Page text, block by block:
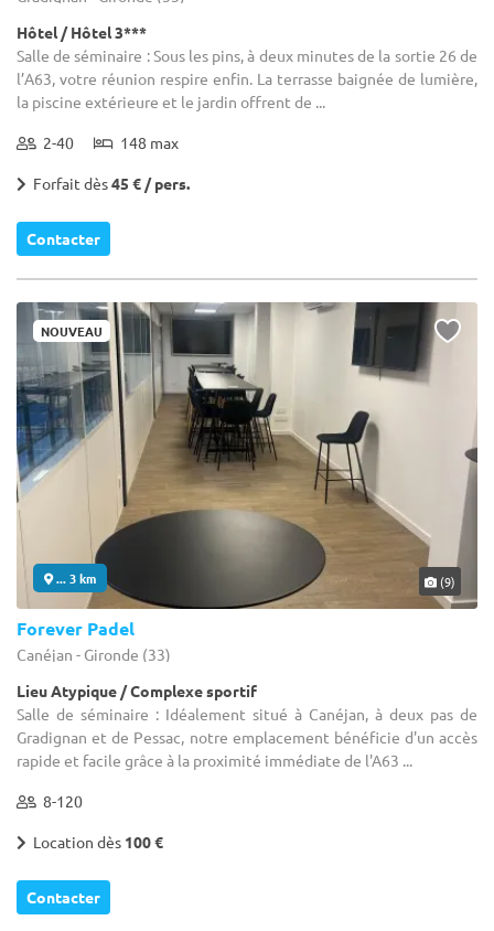
Hôtel / Hôtel 3***
Salle de séminaire : Sous les pins, à deux minutes de la sortie 26 de
l’A63, votre réunion respire enfin. La terrasse baignée de lumière,
la piscine extérieure et le jardin offrent de ...
2-40 148 max
Forfait dès45 € / pers.
Contacter
NOUVEAU
... 3 km (9)
Forever Padel
Canéjan - Gironde (33)
Lieu Atypique / Complexe sportif
Salle de séminaire : Idéalement situé à Canéjan, à deux pas de
Gradignan et de Pessac, notre emplacement bénéficie d'un accès
rapide et facile grâce à la proximité immédiate de l'A63 ...
8-120
Location dès 100 €
Contacter